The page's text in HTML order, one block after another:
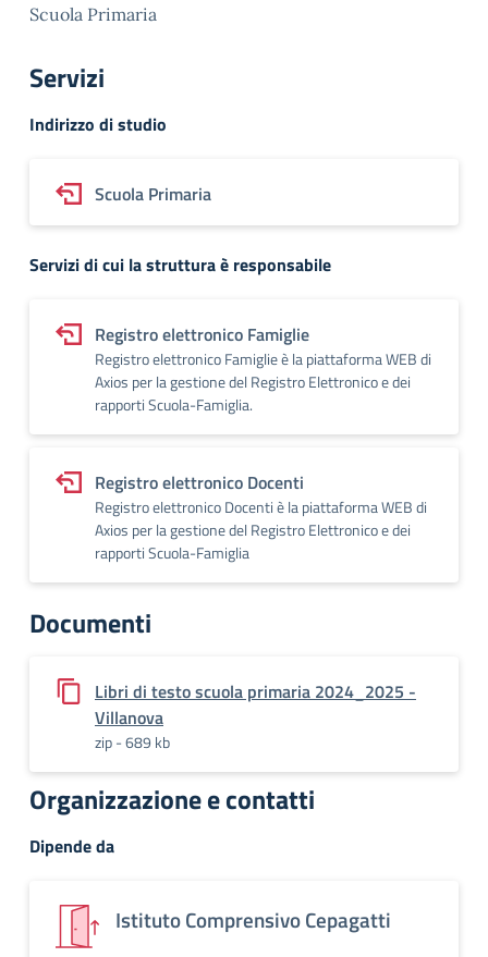
Scuola Primaria
Servizi
Indirizzo di studio
Scuola Primaria
Servizi di cui la struttura è responsabile
Registro elettronico Famiglie
Registro elettronico Famiglie è la piattaforma WEB di
Axios per la gestione del Registro Elettronico e dei
rapporti Scuola-Famiglia.
Registro elettronico Docenti
Registro elettronico Docenti è la piattaforma WEB di
Axios per la gestione del Registro Elettronico e dei
rapporti Scuola-Famiglia
Documenti
Libri di testo scuola primaria 2024_2025 -
Villanova
zip - 689 kb
Organizzazione e contatti
Dipende da
Istituto Comprensivo Cepagatti